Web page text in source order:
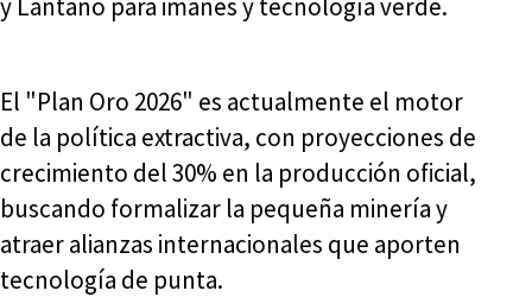
y Lantano para imanes y tecnología verde.
El "Plan Oro 2026" es actualmente el motor
de la política extractiva, con proyecciones de
crecimiento del 30% en la producción oficial,
buscando formalizar la pequeña minería y
atraer alianzas internacionales que aporten
tecnología de punta.